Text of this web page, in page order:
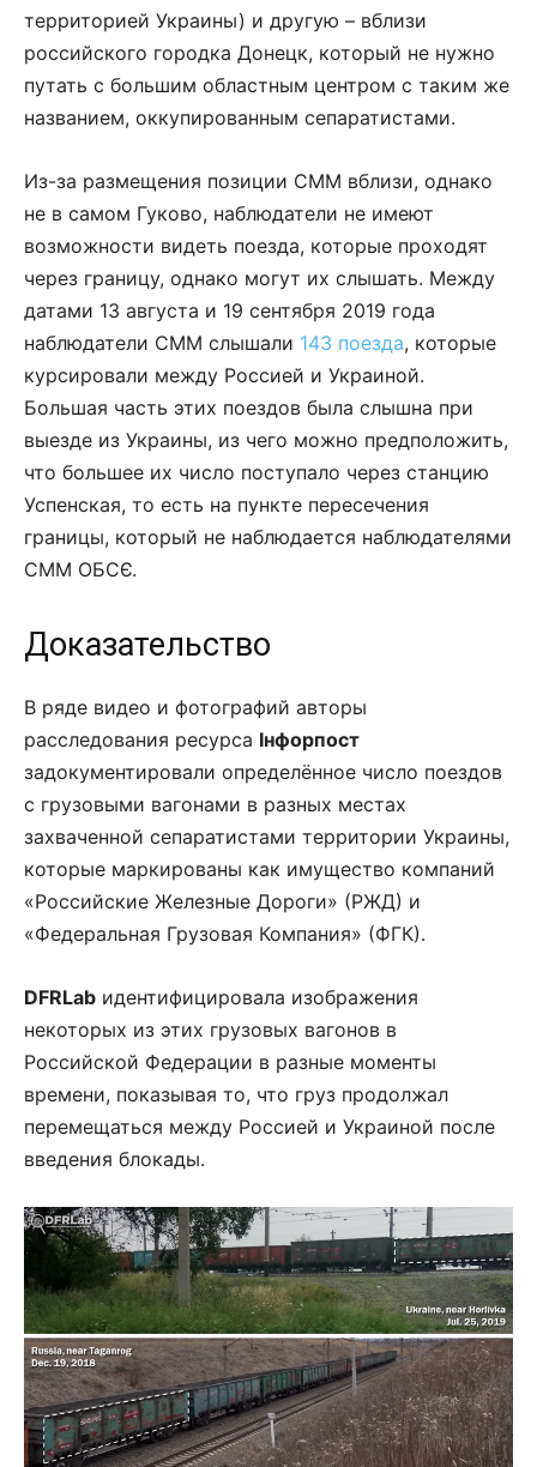
территорией Украины) и другую – вблизи
российского городка Донецк, который не нужно
путать с большим областным центром с таким же
названием, оккупированным сепаратистами.
Из-за размещения позиции СММ вблизи, однако
не в самом Гуково, наблюдатели не имеют
возможности видеть поезда, которые проходят
через границу, однако могут их слышать. Между
датами 13 августа и 19 сентября 2019 года
наблюдатели СММ слышали 143 поезда, которые
курсировали между Россией и Украиной.
Большая часть этих поездов была слышна при
выезде из Украины, из чего можно предположить,
что большее их число поступало через станцию
Успенская, то есть на пункте пересечения
границы, который не наблюдается наблюдателями
СММ ОБСЄ.
Доказательство
В ряде видео и фотографий авторы
расследования ресурса Iнфорпост
задокументировали определённое число поездов
с грузовыми вагонами в разных местах
захваченной сепаратистами территории Украины,
которые маркированы как имущество компаний
«Российские Железные Дороги» (РЖД) и
«Федеральная Грузовая Компания» (ФГК).
DFRLab идентифицировала изображения
некоторых из этих грузовых вагонов в
Российской Федерации в разные моменты
времени, показывая то, что груз продолжал
перемещаться между Россией и Украиной после
введения блокады.